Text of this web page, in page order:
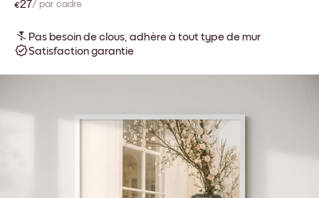
€27/ par cadre
Pas besoin de clous, adhère à tout type de mur
Satisfaction garantie